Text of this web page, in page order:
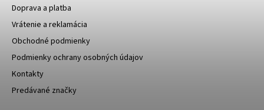
Doprava a platba
Vrátenie a reklamácia
Obchodné podmienky
Podmienky ochrany osobných údajov
Kontakty
Predávané značky